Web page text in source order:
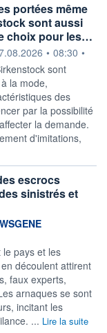
portées même
sont aussi
choix pour les…
• 08:30 •
sont
la mode,
des
par la possibilité
la demande.
d'imitations,
escrocs
sinistrés et
pays et les
découlent attirent
faux experts,
arnaques se sont
incitant les
... Lire la suite